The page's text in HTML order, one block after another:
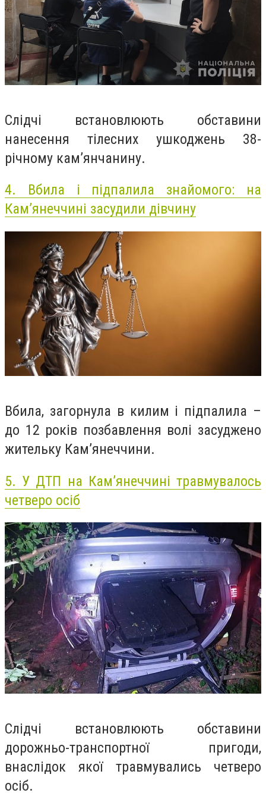
Слідчі встановлюють обставини
нанесення тілесних ушкоджень 38-
річному кам’янчанину.
4. Вбила і підпалила знайомого: на
Кам’янеччині засудили дівчину
Вбила, загорнула в килим і підпалила –
до 12 років позбавлення волі засуджено
жительку Кам’янеччини.
5. У ДТП на Кам’янеччині травмувалось
четверо осіб
Слідчі встановлюють обставини
дорожньо-транспортної пригоди,
внаслідок якої травмувались четверо
осіб.